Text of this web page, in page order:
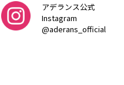
アデランス公式
Instagram
@aderans_official